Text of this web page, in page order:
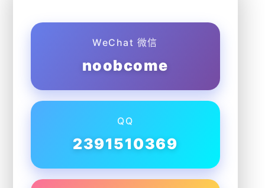
WeChat 微信
noobcome
QQ
2391510369